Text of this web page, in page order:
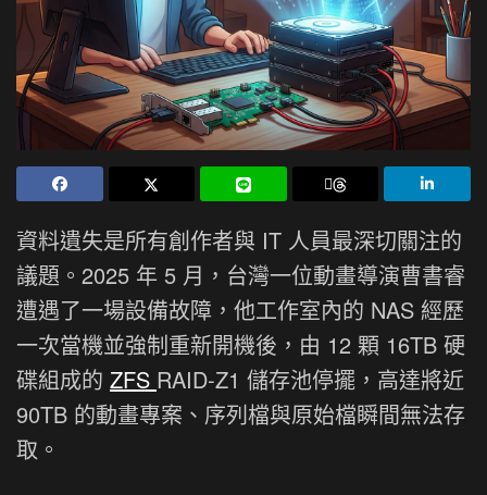
資料遺失是所有創作者與 IT 人員最深切關注的
議題。2025 年 5 月，台灣一位動畫導演曹書睿
遭遇了一場設備故障，他工作室內的 NAS 經歷
一次當機並強制重新開機後，由 12 顆 16TB 硬
碟組成的 ZFS RAID-Z1 儲存池停擺，高達將近
90TB 的動畫專案、序列檔與原始檔瞬間無法存
取。